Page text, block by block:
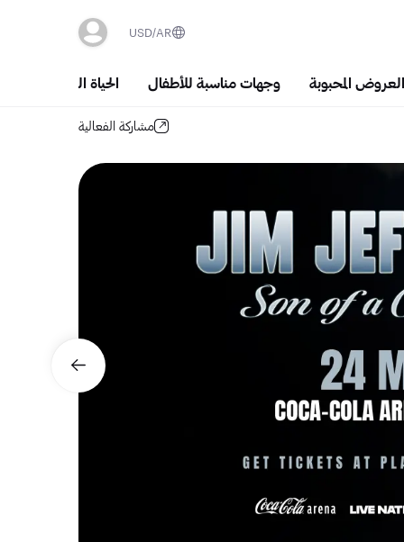
AR
USD
المحبوبة وجهات مناسبة للأطفال الحياة الليلية والسَهَر
مشاركة الفعالية